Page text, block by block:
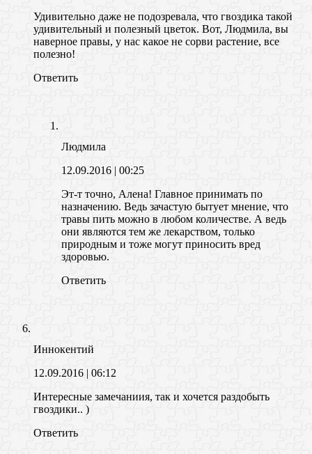
Удивительно даже не подозревала, что гвоздика такой
удивительный и полезный цветок. Вот, Людмила, вы
наверное правы, у нас какое не сорви растение, все
полезно!
Ответить
Людмила
12.09.2016 | 00:25
Эт-т точно, Алена! Главное принимать по
назначению. Ведь зачастую бытует мнение, что
травы пить можно в любом количестве. А ведь
они являются тем же лекарством, только
природным и тоже могут приносить вред
здоровью.
Ответить
Иннокентий
12.09.2016 | 06:12
Интересные замечаниия, так и хочется раздобыть
гвоздики.. )
Ответить